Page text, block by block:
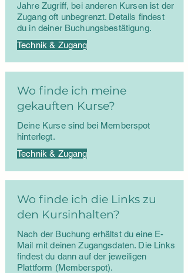
Jahre Zugriff, bei anderen Kursen ist der
Zugang oft unbegrenzt. Details findest
du in deiner Buchungsbestätigung.
Technik & Zugang
Wo finde ich meine
gekauften Kurse?
Deine Kurse sind bei Memberspot
hinterlegt.
Technik & Zugang
Wo finde ich die Links zu
den Kursinhalten?
Nach der Buchung erhältst du eine E-
Mail mit deinen Zugangsdaten. Die Links
findest du dann auf der jeweiligen
Plattform (Memberspot).